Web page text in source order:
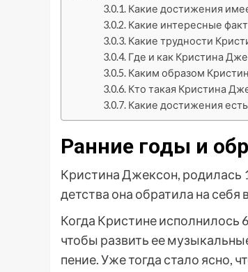
Какие достижения
Какие интересные
Какие трудности
Где и как Кристина
Каким образом
Кто такая Кристина
Какие достижения
Ранние годы и
Кристина Джексон, родилась
детства она обратила на себя
Когда Кристине исполнилось
чтобы развить ее
пение. Уже тогда стало ясно,